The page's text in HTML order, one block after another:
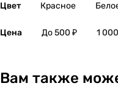
Цвет Красное
Цена До 500 ₽ 1
Вам также